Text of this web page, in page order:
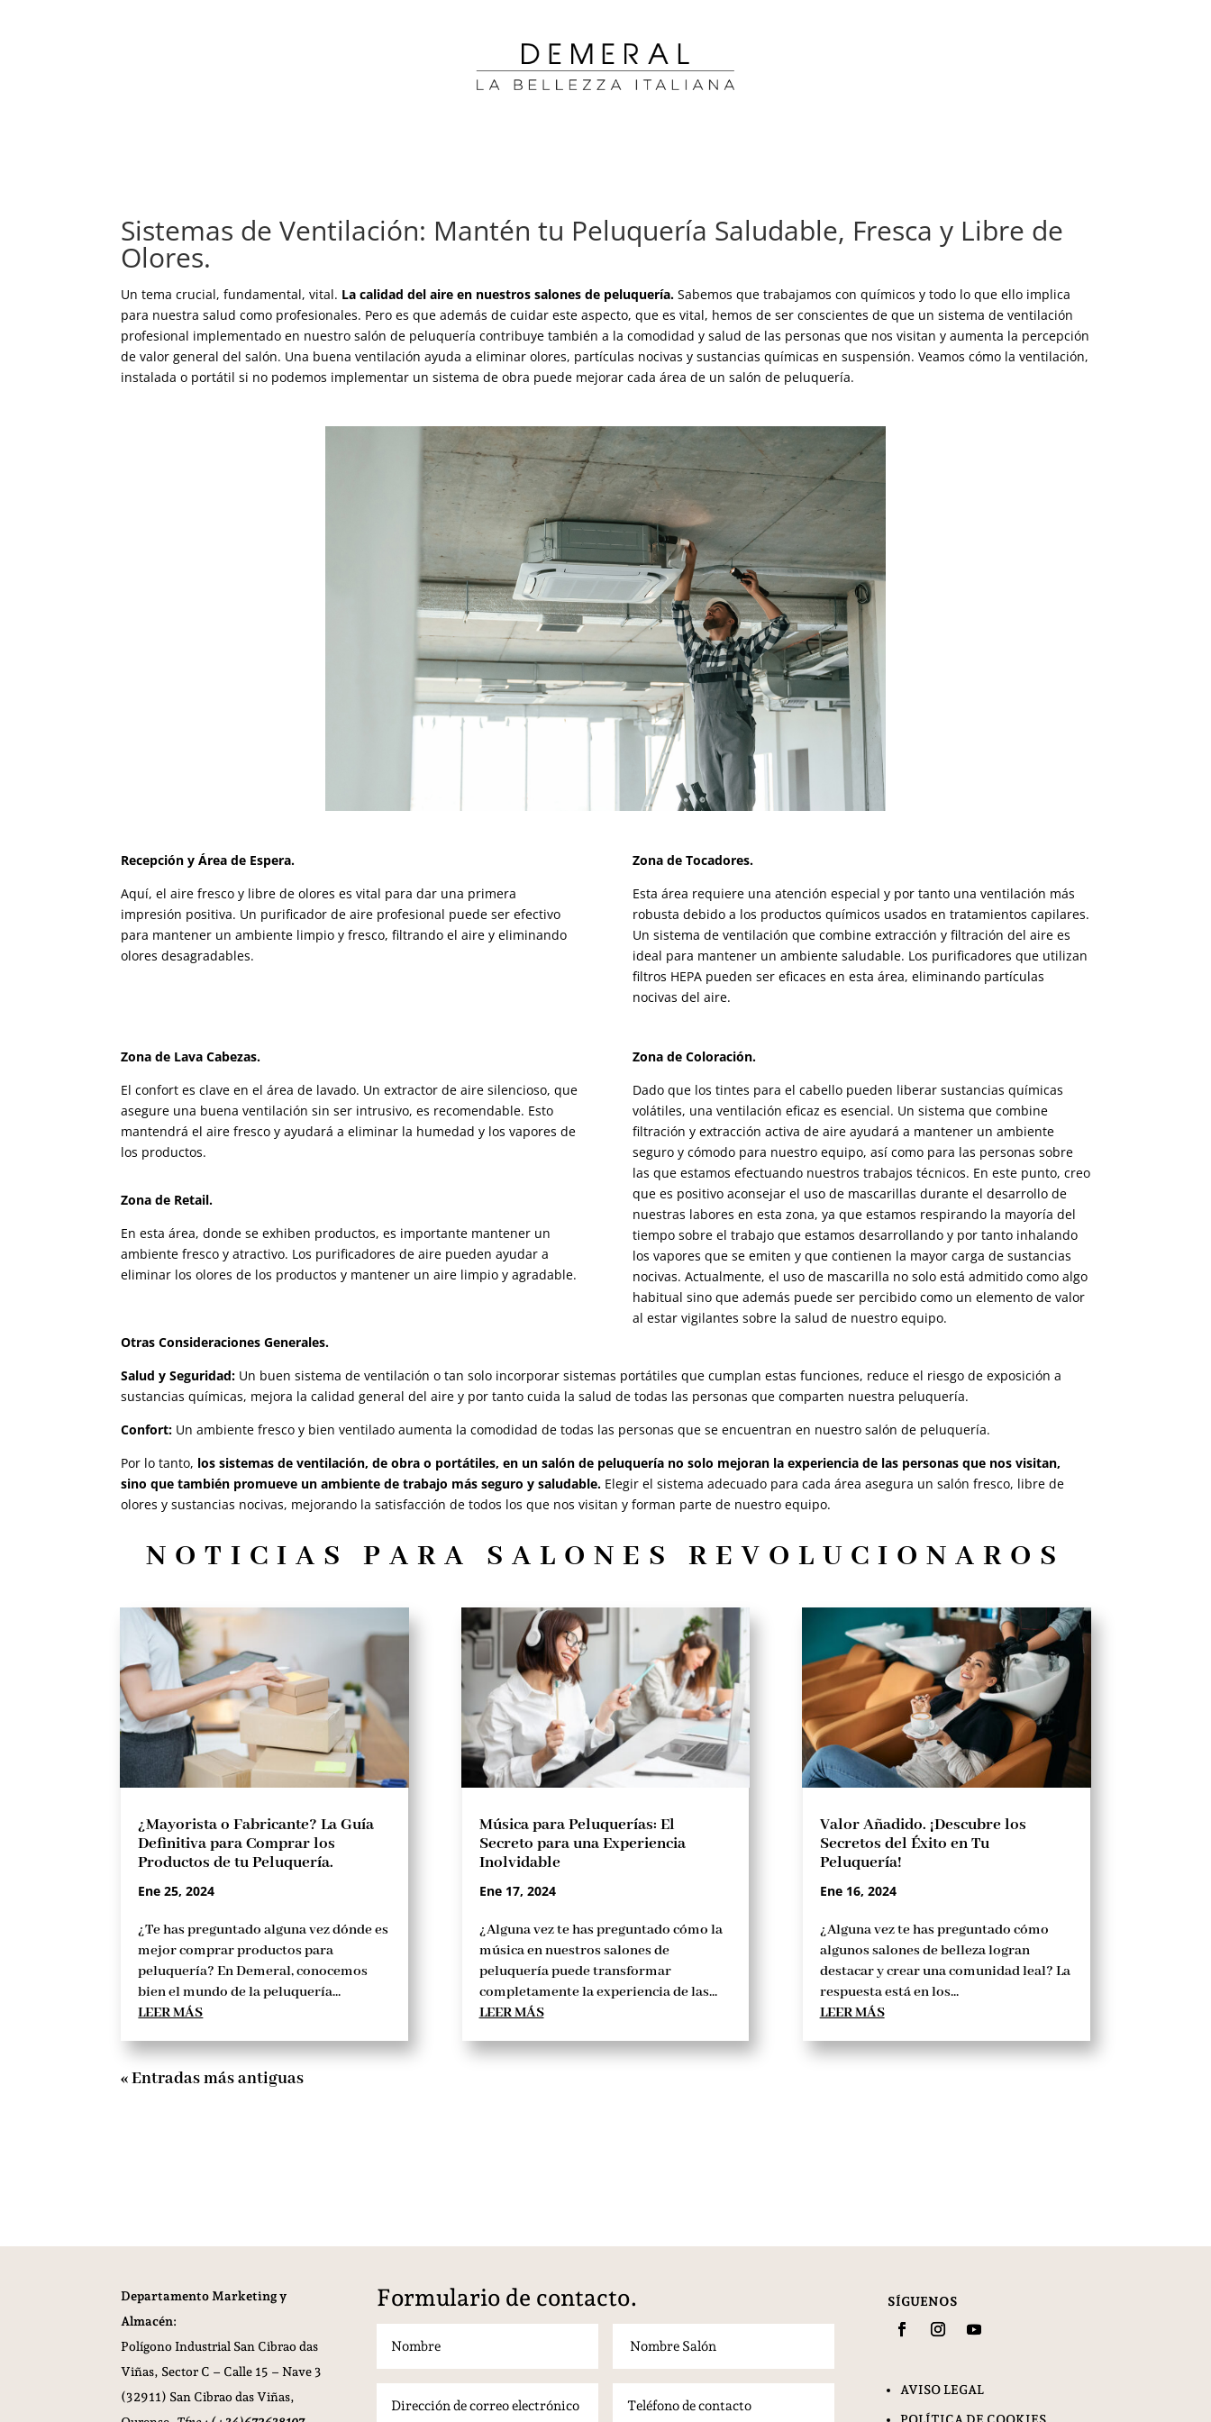
Sistemas de Ventilación: Mantén tu Peluquería Saludable, Fresca y Libre de
Olores.
Un tema crucial, fundamental, vital. La calidad del aire en nuestros salones de peluquería. Sabemos que trabajamos con químicos y todo lo que ello implica
para nuestra salud como profesionales. Pero es que además de cuidar este aspecto, que es vital, hemos de ser conscientes de que un sistema de ventilación
profesional implementado en nuestro salón de peluquería contribuye también a la comodidad y salud de las personas que nos visitan y aumenta la percepción
de valor general del salón. Una buena ventilación ayuda a eliminar olores, partículas nocivas y sustancias químicas en suspensión. Veamos cómo la ventilación,
instalada o portátil si no podemos implementar un sistema de obra puede mejorar cada área de un salón de peluquería.
Recepción y Área de Espera.
Aquí, el aire fresco y libre de olores es vital para dar una primera
impresión positiva. Un purificador de aire profesional puede ser efectivo
para mantener un ambiente limpio y fresco, filtrando el aire y eliminando
olores desagradables​​.
Zona de Tocadores.
Esta área requiere una atención especial y por tanto una ventilación más
robusta debido a los productos químicos usados en tratamientos capilares.
Un sistema de ventilación que combine extracción y filtración del aire es
ideal para mantener un ambiente saludable. Los purificadores que utilizan
filtros HEPA pueden ser eficaces en esta área, eliminando partículas
nocivas del aire​​​​.
Zona de Lava Cabezas.
El confort es clave en el área de lavado. Un extractor de aire silencioso, que
asegure una buena ventilación sin ser intrusivo, es recomendable. Esto
mantendrá el aire fresco y ayudará a eliminar la humedad y los vapores de
los productos​​.
Zona de Retail.
En esta área, donde se exhiben productos, es importante mantener un
ambiente fresco y atractivo. Los purificadores de aire pueden ayudar a
eliminar los olores de los productos y mantener un aire limpio y agradable.
Zona de Coloración.
Dado que los tintes para el cabello pueden liberar sustancias químicas
volátiles, una ventilación eficaz es esencial. Un sistema que combine
filtración y extracción activa de aire ayudará a mantener un ambiente
seguro y cómodo para nuestro equipo, así como para las personas sobre
las que estamos efectuando nuestros trabajos técnicos. En este punto, creo
que es positivo aconsejar el uso de mascarillas durante el desarrollo de
nuestras labores en esta zona, ya que estamos respirando la mayoría del
tiempo sobre el trabajo que estamos desarrollando y por tanto inhalando
los vapores que se emiten y que contienen la mayor carga de sustancias
nocivas. Actualmente, el uso de mascarilla no solo está admitido como algo
habitual sino que además puede ser percibido como un elemento de valor
al estar vigilantes sobre la salud de nuestro equipo.
Otras Consideraciones Generales.
Salud y Seguridad: Un buen sistema de ventilación o tan solo incorporar sistemas portátiles que cumplan estas funciones, reduce el riesgo de exposición a
sustancias químicas, mejora la calidad general del aire y por tanto cuida la salud de todas las personas que comparten nuestra peluquería.
Confort: Un ambiente fresco y bien ventilado aumenta la comodidad de todas las personas que se encuentran en nuestro salón de peluquería.
Por lo tanto, los sistemas de ventilación, de obra o portátiles, en un salón de peluquería no solo mejoran la experiencia de las personas que nos visitan,
sino que también promueve un ambiente de trabajo más seguro y saludable. Elegir el sistema adecuado para cada área asegura un salón fresco, libre de
olores y sustancias nocivas, mejorando la satisfacción de todos los que nos visitan y forman parte de nuestro equipo.
NOTICIAS PARA SALONES REVOLUCIONAROS
¿Mayorista o Fabricante? La Guía
Definitiva para Comprar los
Productos de tu Peluquería.
Ene 25, 2024
¿Te has preguntado alguna vez dónde es
mejor comprar productos para
peluquería? En Demeral, conocemos
bien el mundo de la peluquería...
LEER MÁS
Música para Peluquerías: El
Secreto para una Experiencia
Inolvidable
Ene 17, 2024
¿Alguna vez te has preguntado cómo la
música en nuestros salones de
peluquería puede transformar
completamente la experiencia de las...
LEER MÁS
Valor Añadido. ¡Descubre los
Secretos del Éxito en Tu
Peluquería!
Ene 16, 2024
¿Alguna vez te has preguntado cómo
algunos salones de belleza logran
destacar y crear una comunidad leal? La
respuesta está en los...
LEER MÁS
« Entradas más antiguas
Departamento Marketing y
Almacén:
Polígono Industrial San Cibrao das
Viñas, Sector C – Calle 15 – Nave 3
(32911) San Cibrao das Viñas,
Formulario de contacto. SÍGUENOS
AVISO LEGAL